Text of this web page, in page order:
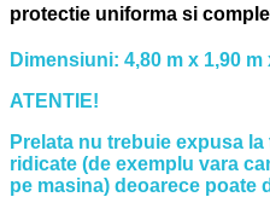
protectie uniforma si
Dimensiuni: 4,80 m x 1,90 m
ATENTIE!
Prelata nu trebuie expusa
ridicate (de exemplu vara
pe masina) deoarece poate